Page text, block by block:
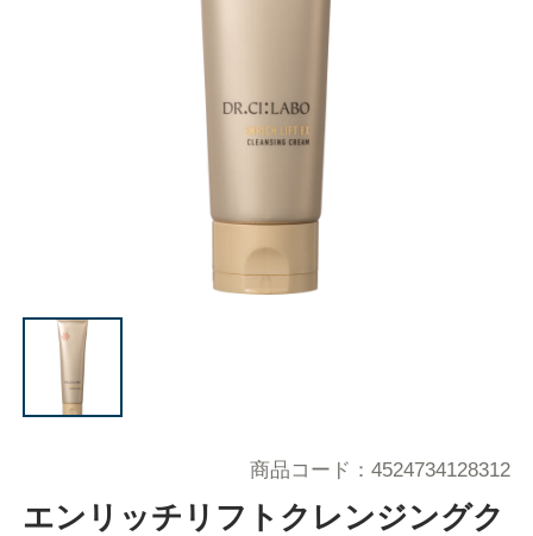
エンリッチリフトクレンジングク
商品コード 4524734128312